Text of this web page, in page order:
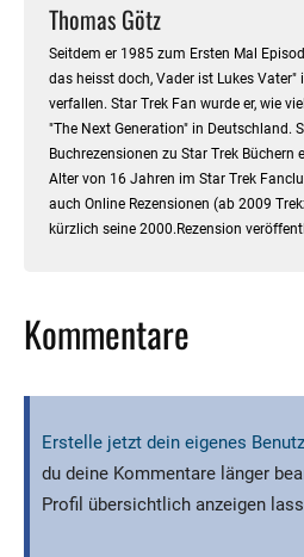
Thomas Götz
Seitdem er 1985 zum Ersten Mal
das heisst doch, Vader ist Lukes Vater"
verfallen. Star Trek Fan wurde er, wie
"The Next Generation" in Deutschland.
Buchrezensionen zu Star Trek Büchern
Alter von 16 Jahren im Star Trek
auch Online Rezensionen (ab 2009
kürzlich seine 2000.Rezension
Kommentare
Erstelle jetzt dein eigenes
du deine Kommentare länger
Profil übersichtlich anzeigen